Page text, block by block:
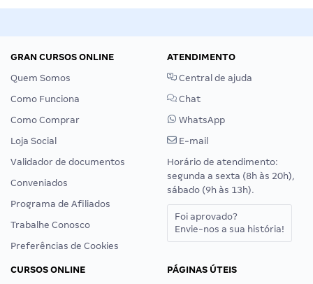
GRAN CURSOS ONLINE
Quem Somos
Como Funciona
Como Comprar
Loja Social
Validador de documentos
Conveniados
Programa de Afiliados
Trabalhe Conosco
Preferências de Cookies
ATENDIMENTO
Central de ajuda
Chat
WhatsApp
E-mail
Horário de atendimento:
segunda a sexta (8h às 20h),
sábado (9h às 13h).
Foi aprovado?
Envie-nos a sua história!
CURSOS ONLINE
PÁGINAS ÚTEIS